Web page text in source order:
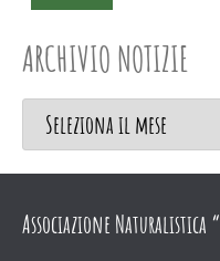
ARCHIVIO NOTIZIE
Associazione Naturalistica